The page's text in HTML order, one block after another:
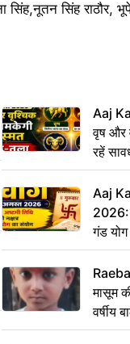
सिंह,नूतन सिंह
Aaj
वृष और
रहें
Aaj
2026:
गंड
और
मासूम
वर्षीय